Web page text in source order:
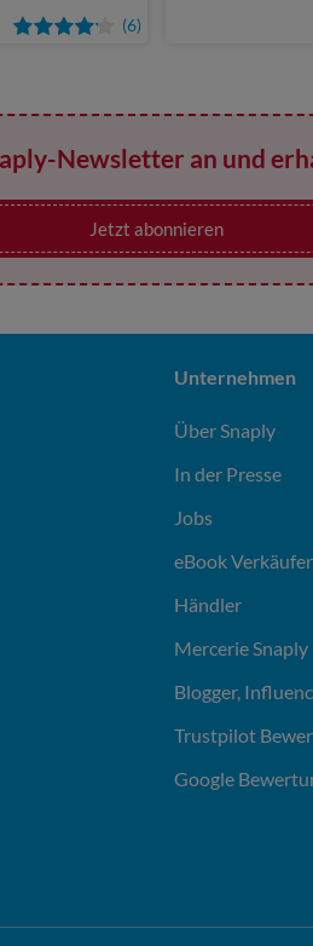
(6)
Newsletter an und
Jetzt abonnieren
Unternehmen
Über Snaply
In der Presse
Jobs
eBook Verkäufer
Händler
Mercerie Snaply
Blogger,
Trustpilot
Google